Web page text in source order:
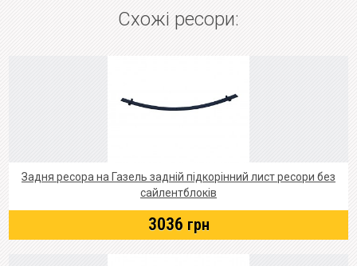
Схожі ресори:
Задня ресора на Газель задній підкорінний лист ресори без
сайлентблоків
3036 грн